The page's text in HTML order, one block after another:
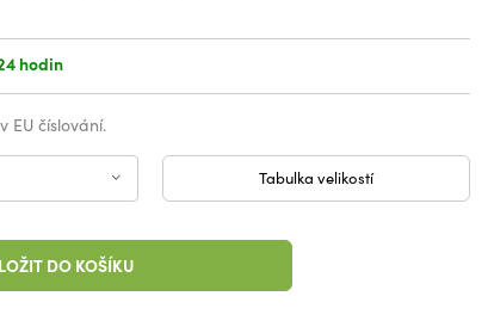
hodin
EU číslování.
Tabulka velikostí
DO KOŠÍKU